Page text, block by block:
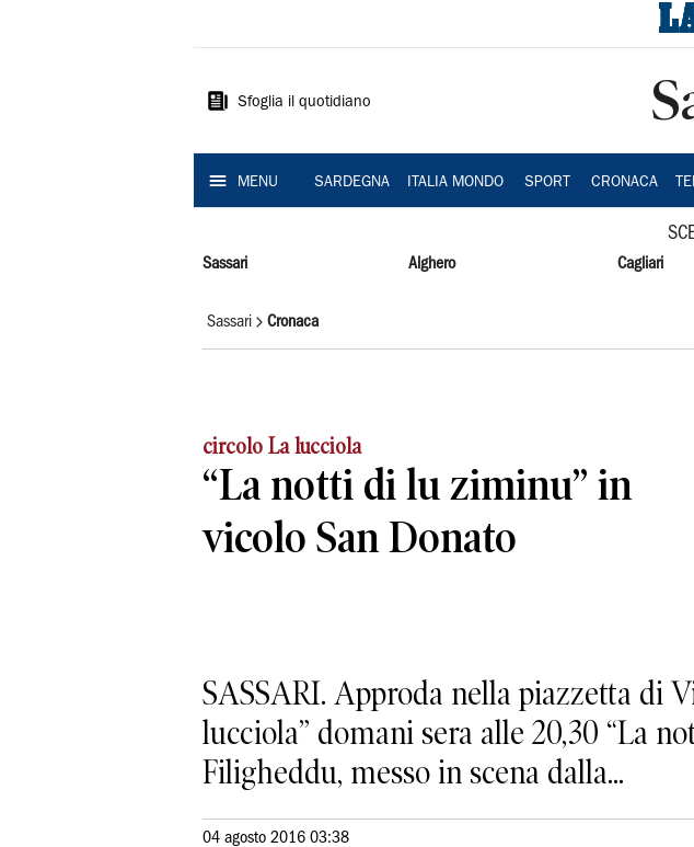
Sardegna
Sfoglia il quotidiano
MENU SARDEGNA ITALIA MONDO SPORT CRONACA
Sassari Alghero Cagliari
Sassari Cronaca
circolo La lucciola
“La notti di lu ziminu” in
vicolo San Donato
SASSARI. Approda nella piazzetta di
lucciola” domani sera alle 20,30 “La
Filigheddu, messo in scena dalla...
04 agosto 2016 03:38